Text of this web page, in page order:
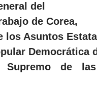
del
de Corea,
los Asuntos
Democrática
Supremo de